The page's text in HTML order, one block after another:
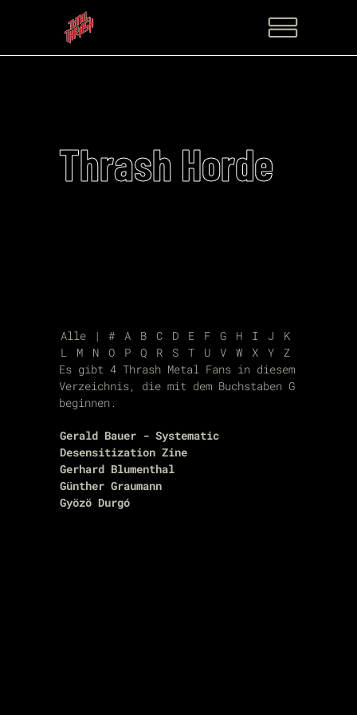
Thrash Horde
Alle | # A B C D E F G H I J
K
L
M N O P Q R S T U V W X Y
Z
Es gibt 4 Thrash Metal Fans in diesem
Verzeichnis, die mit dem Buchstaben G
beginnen.
Gerald Bauer - Systematic
Desensitization Zine
Gerhard Blumenthal
Günther Graumann
Gyözö Durgó